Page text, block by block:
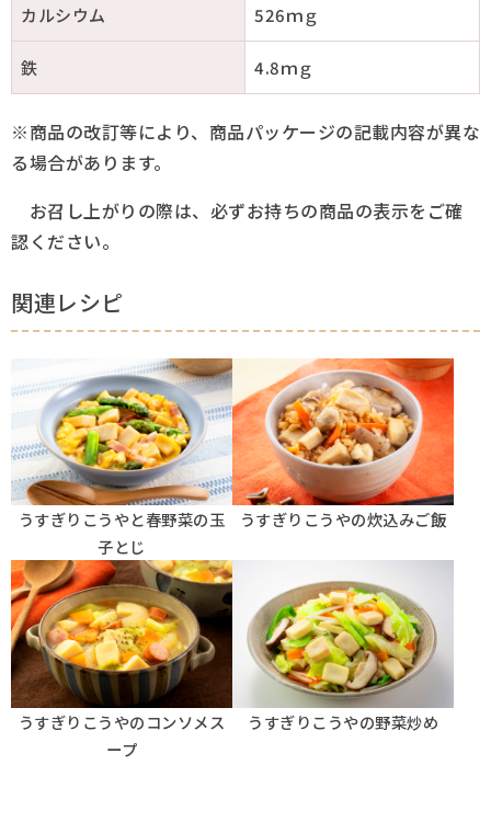
カルシウム 526ｍｇ
鉄 4.8ｍｇ
※商品の改訂等により、商品パッケージの記載内容が異な
る場合があります。
お召し上がりの際は、必ずお持ちの商品の表示をご確
認ください。
関連レシピ
うすぎりこうやと春野菜の玉
子とじ
うすぎりこうやの炊込みご飯
うすぎりこうやのコンソメス
ープ
うすぎりこうやの野菜炒め